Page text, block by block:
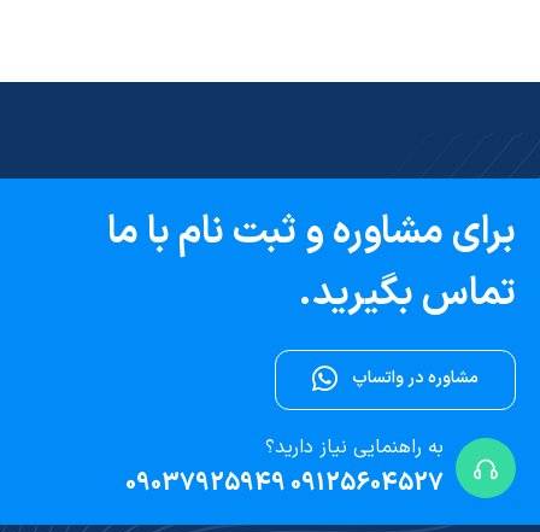
برای مشاوره و ثبت نام با ما
تماس بگیرید.
مشاوره در واتساپ
به راهنمایی نیاز دارید؟
09125604527 09037925949